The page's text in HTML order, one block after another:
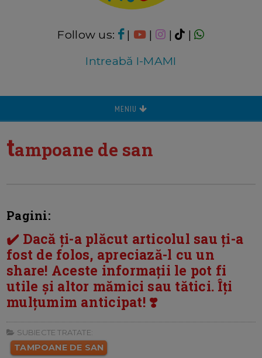
Follow us: | | |
|
Intreabă I-MAMI
MENIU
tampoane de san
Pagini:
✔️ Dacă ți-a plăcut articolul sau ți-a
fost de folos, apreciază-l cu un
share! Aceste informații le pot fi
utile și altor mămici sau tătici. Îți
mulțumim anticipat! ❣️
SUBIECTE TRATATE:
TAMPOANE DE SAN